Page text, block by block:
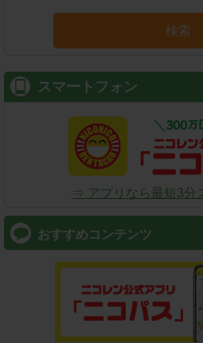
検索
スマートフォン
⇒ アプリなら最短3分
おすすめコンテンツ